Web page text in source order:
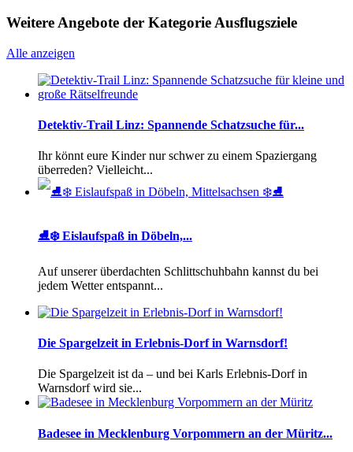
Weitere Angebote der Kategorie Ausflugsziele
Alle anzeigen
Detektiv-Trail Linz: Spannende Schatzsuche für...
Ihr könnt eure Kinder nur schwer zu einem Spaziergang
überreden? Vielleicht...
⛸️❄️ Eislaufspaß in Döbeln,...
Auf unserer überdachten Schlittschuhbahn kannst du bei
jedem Wetter entspannt...
Die Spargelzeit in Erlebnis-Dorf in Warnsdorf!
Die Spargelzeit ist da – und bei Karls Erlebnis-Dorf in
Warnsdorf wird sie...
Badesee in Mecklenburg Vorpommern an der Müritz...